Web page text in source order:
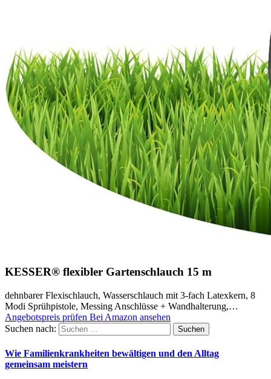
KESSER® flexibler Gartenschlauch 15 m
dehnbarer Flexischlauch, Wasserschlauch mit 3-fach Latexkern, 8
Modi Sprühpistole, Messing Anschlüsse + Wandhalterung,…
Angebotspreis prüfen Bei Amazon ansehen
Suchen nach:
Wie Familienkrankheiten bewältigen und den Alltag
gemeinsam meistern